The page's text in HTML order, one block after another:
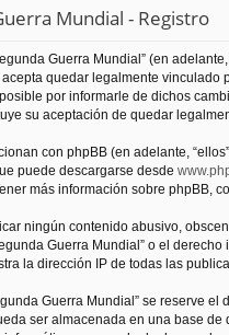
Mundial - Registro
Guerra Mundial” (en
quedar legalmente vinculado
por informarle de dichos
su aceptación de quedar
con phpBB (en adelante,
puede descargarse desde
más información sobre phpBB,
ningún contenido abusivo,
Guerra Mundial” o el
la dirección IP de todas las
Guerra Mundial” se reserve
ser almacenada en una base